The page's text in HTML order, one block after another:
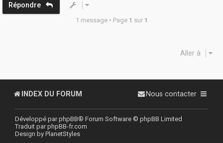
Répondre
1 message • Page 1 sur 1
Aller à
INDEX DU FORUM Nous contacter
Développé parphpBB® Forum Software © phpBB Limited
Traduit parphpBB-fr.com
Design by PlanetStyles